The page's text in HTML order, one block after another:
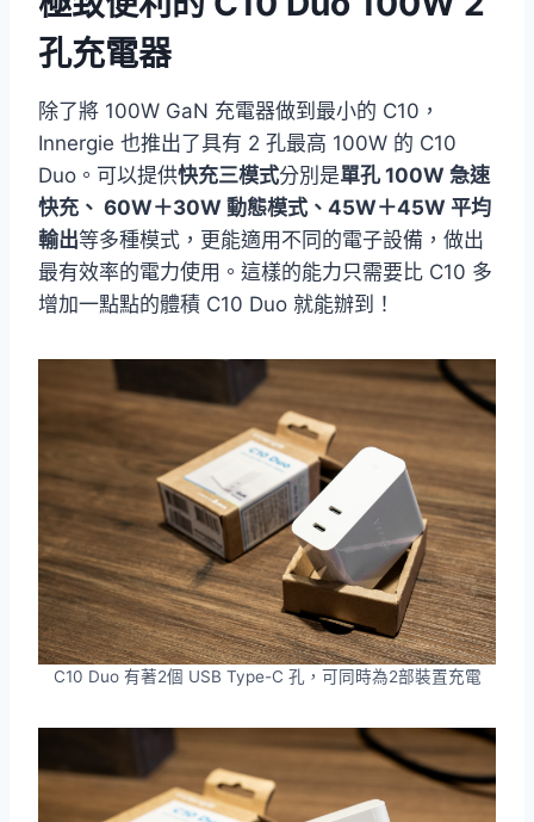
孔充電器
除了將 100W GaN 充電器做到最小的 C10，
Innergie 也推出了具有 2 孔最高 100W 的 C10
Duo。可以提供快充三模式分別是單孔 100W 急速
快充、 60W＋30W 動態模式、45W＋45W 平均
輸出等多種模式，更能適用不同的電子設備，做出
最有效率的電力使用。這樣的能力只需要比 C10 多
增加一點點的體積 C10 Duo 就能辦到！
C10 Duo 有著2個 USB Type-C 孔，可同時為2部裝置充電